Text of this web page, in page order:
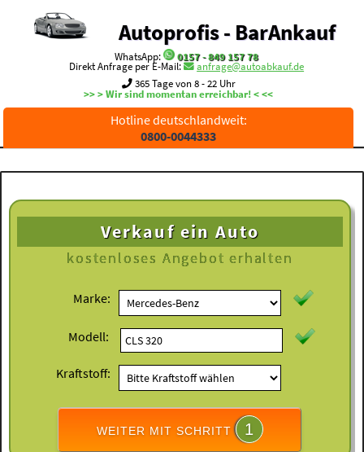
Autoprofis - BarAnkauf
WhatsApp:
0157 - 849 157 78
Direkt Anfrage per E-Mail:
anfrage@autoabkauf.de
365 Tage von 8 - 22 Uhr
>> > Wir sind momentan erreichbar! < <<
Hotline deutschlandweit:
0800-0044333
Verkauf ein Auto
kostenloses Angebot erhalten
Marke:
Modell:
Kraftstoff:
WEITER MIT SCHRITT 1